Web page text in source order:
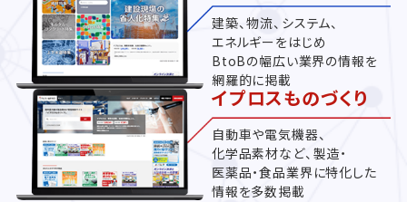
建築、物流、システム、
エネルギーをはじめ
BtoBの幅広い業界の情報を
網羅的に掲載
イプロスものづくり
自動車や電気機器、
化学品素材など、製造・
医薬品・食品業界に特化した
情報を多数掲載